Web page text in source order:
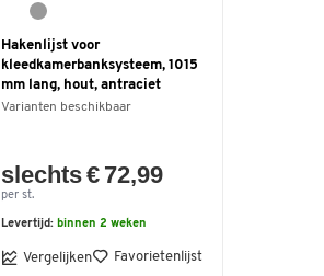
Hakenlijst voor
kleedkamerbanksysteem, 1015
mm lang, hout, antraciet
Varianten beschikbaar
slechts € 72,99
per st.
Levertijd: binnen 2 weken
Vergelijken Favorietenlijst